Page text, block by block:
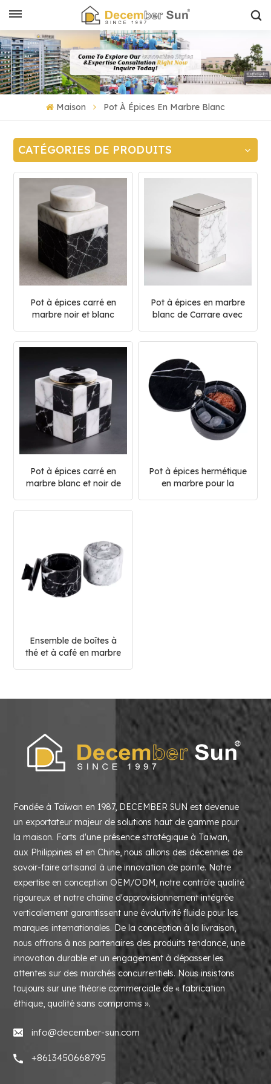
Maison Pot À Épices En Marbre Blanc
CATÉGORIES DE PRODUITS
Pot à épices carré en
marbre noir et blanc
Pot à épices en marbre
blanc de Carrare avec
Pot à épices carré en
marbre blanc et noir de
Pot à épices hermétique
en marbre pour la
Ensemble de boîtes à
thé et à café en marbre
Fondée à Taïwan en 1987, DECEMBER SUN est devenue
un exportateur majeur de solutions haut de gamme pour
la maison. Forts d'une présence stratégique à Taïwan,
aux Philippines et en Chine, nous allions des décennies de
savoir-faire artisanal à une innovation de pointe. Notre
expertise en conception OEM/ODM, notre contrôle qualité
rigoureux et notre chaîne d'approvisionnement intégrée
verticalement garantissent une évolutivité fluide pour les
marques internationales. De la conception à la livraison,
nous offrons à nos partenaires des produits tendance, une
innovation durable et un engagement à dépasser les
attentes sur des marchés concurrentiels. Nous insistons
toujours sur une théorie commerciale de « fabrication
éthique, qualité sans compromis ».
info@december-sun.com
+8613450668795